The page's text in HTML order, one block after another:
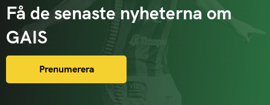
Få de senaste nyheterna om
GAIS
Prenumerera